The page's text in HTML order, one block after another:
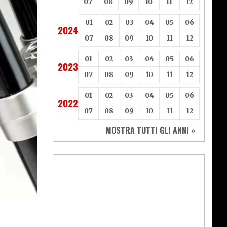
07 08 09 10 11 12
2024
01 02 03 04 05
06
07
08 09 10 11 12
2023
01 02 03 04 05
06
07
08 09 10 11 12
2022
01 02 03 04 05
06
07
08 09 10 11 12
MOSTRA TUTTI GLI ANNI »